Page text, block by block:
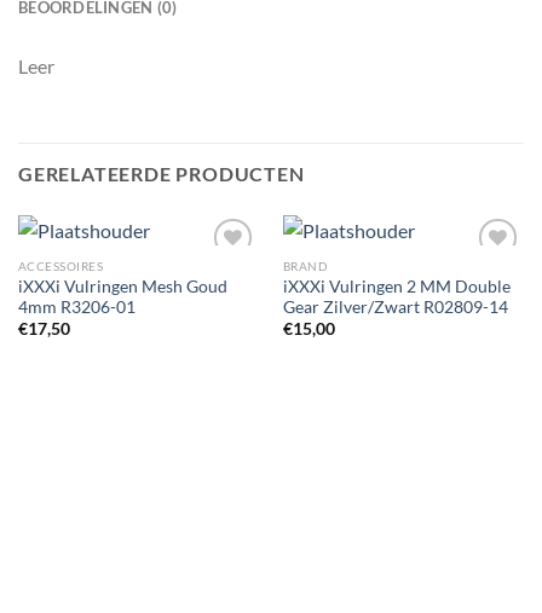
BEOORDELINGEN (0)
Leer
GERELATEERDE PRODUCTEN
ACCESSOIRES
iXXXi Vulringen Mesh Goud
4mm R3206-01
€17,50
Toevoegen
BRAND
iXXXi Vulringen 2 MM Double
Gear Zilver/Zwart R02809-14
€15,00